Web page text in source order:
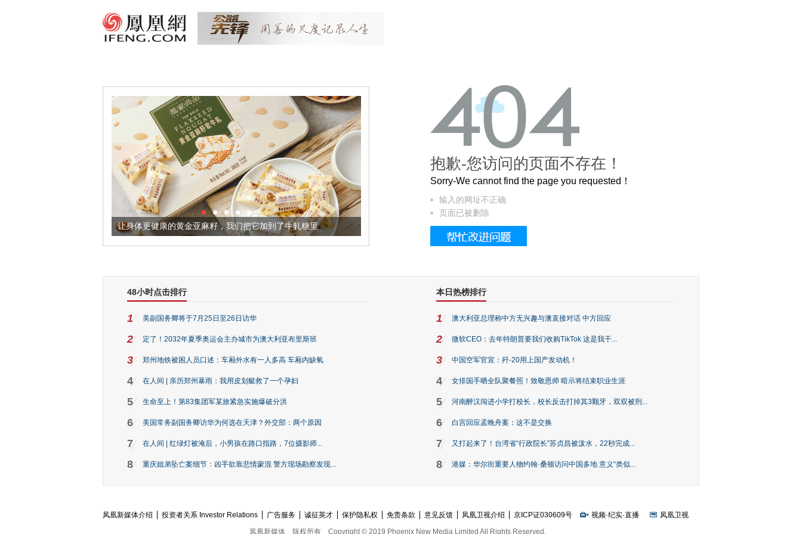
让身体更健康的黄金亚麻籽，我们把它加到了牛轧糖里 被列入佛家七宝的它到底有多美？
抱歉-您访问的页面不存在！
Sorry-We cannot find the page you requested！
输入的网址不正确
页面已被删除
48小时点击排行
1 美副国务卿将于7月25日至26日访华
2 定了！2032年夏季奥运会主办城市为澳大利亚布里斯班
3 郑州地铁被困人员口述：车厢外水有一人多高 车厢内缺氧
4 在人间 | 亲历郑州暴雨：我用皮划艇救了一个孕妇
5 生命至上！第83集团军某旅紧急实施爆破分洪
6 美国常务副国务卿访华为何选在天津？外交部：两个原因
7 在人间 | 红绿灯被淹后，小男孩在路口指路，7位摄影师...
8 重庆姐弟坠亡案细节：凶手欲靠悲情蒙混 警方现场勘察发现...
本日热榜排行
1 澳大利亚总理称中方无兴趣与澳直接对话 中方回应
2 微软CEO：去年特朗普要我们收购TikTok 这是我干...
3 中国空军官宣：歼-20用上国产发动机！
4 女排国手晒全队聚餐照！致敬恩师 暗示将结束职业生涯
5 河南醉汉闯进小学打校长，校长反击打掉其3颗牙，双双被刑...
6 白宫回应孟晚舟案：这不是交换
7 又打起来了！台湾省“行政院长”苏贞昌被泼水，22秒完成...
8 港媒：华尔街重要人物约翰·桑顿访问中国多地 意义“类似...
凤凰新媒体介绍 投资者关系 Investor Relations 广告服务 诚征英才 保护隐私权 免责条款 意见反馈 凤凰卫视介绍 京ICP证030609号 视频·纪实·直播
凤凰卫视
凤凰新媒体
版权所有 Copyright © 2019 Phoenix New Media Limited All Rights Reserved.